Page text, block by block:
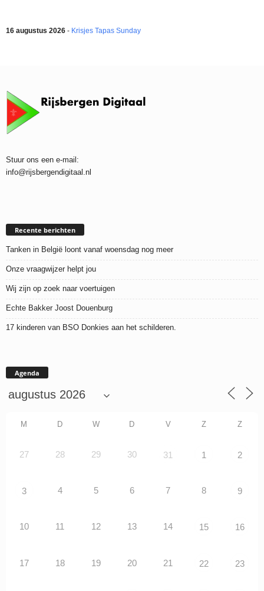
16 augustus 2026 - Krisjes Tapas Sunday
Stuur ons een e-mail:
info@rijsbergendigitaal.nl
Recente berichten
Tanken in België loont vanaf woensdag nog meer
Onze vraagwijzer helpt jou
Wij zijn op zoek naar voertuigen
Echte Bakker Joost Douenburg
17 kinderen van BSO Donkies aan het schilderen.
Agenda
M D W D V Z Z
27 28 29 30 31 1 2
3 4 5 6 7 8 9
10 11 12 13 14 15 16
17 18 19 20 21 22 23